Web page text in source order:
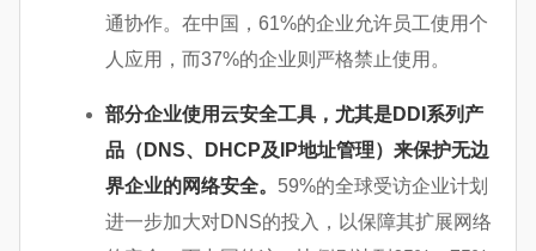
通协作。在中国，61%的企业允许员工使用个
人应用，而37%的企业则严格禁止使用。
部分企业使用云安全工具，尤其是DDI 系列产
品（ DNS、 DHCP及 IP地址管理）来保护无边
界企业的网络安全。 59%的全球受访企业计划
进一步加大对DNS的投入，以保障其扩展网络